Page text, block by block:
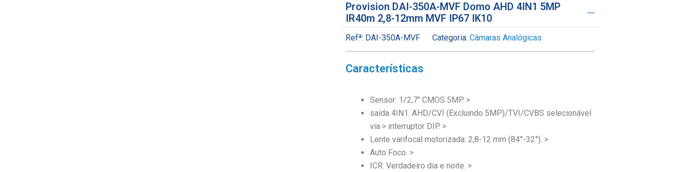
Provision DAI-350A-MVF Domo AHD 4IN1 5MP
IR40m 2,8-12mm MVF IP67 IK10
Refª: DAI-350A-MVF Categoria: Câmaras Analógicas
Características
Sensor: 1/2,7″ CMOS 5MP. >
saída 4IN1. AHD/CVI (Excluindo 5MP)/TVI/CVBS selecionável
via > interruptor DIP. >
Lente varifocal motorizada: 2,8-12 mm (84°-32°). >
Auto Foco. >
ICR: Verdadeiro dia e noite. >